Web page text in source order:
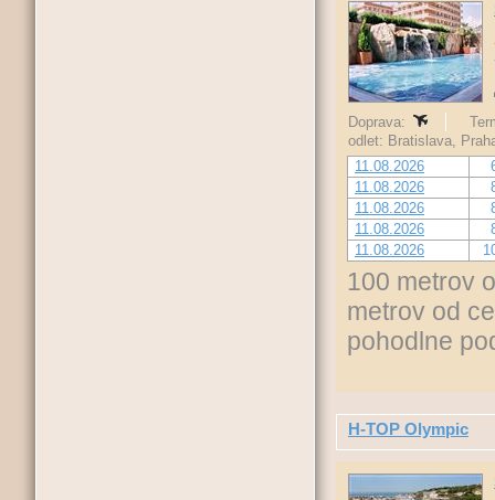
Doprava:
odlet: Bratislava,
11.08.2026
11.08.2026
11.08.2026
11.08.2026
11.08.2026
100 metrov
metrov od
pohodlne
H-TOP Olympic